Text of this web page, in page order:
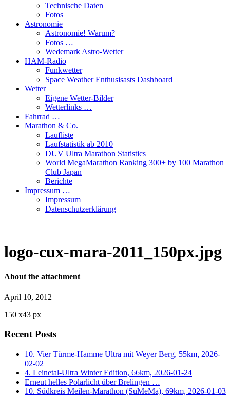
Technische Daten
Fotos
Astronomie
Astronomie! Warum?
Fotos …
Wedemark Astro-Wetter
HAM-Radio
Funkwetter
Space Weather Enthusisasts Dashboard
Wetter
Eigene Wetter-Bilder
Wetterlinks …
Fahrrad …
Marathon & Co.
Laufliste
Laufstatistik ab 2010
DUV Ultra Marathon Statistics
World MegaMarathon Ranking 300+ by 100 Marathon
Club Japan
Berichte
Impressum …
Impressum
Datenschutzerklärung
logo-cux-mara-2011_150px.jpg
About the attachment
April 10, 2012
150 x43 px
Recent Posts
10. Vier Türme-Hamme Ultra mit Weyer Berg, 55km, 2026-
02-02
4. Leinetal-Ultra Winter Edition, 66km, 2026-01-24
Erneut helles Polarlicht über Brelingen …
10. Südkreis Meilen-Marathon (SuMeMa), 69km, 2026-01-03